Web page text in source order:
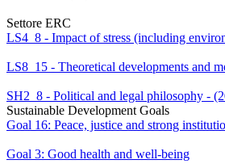
Settore ERC
LS4_8 - Impact of stress (including
LS8_15 - Theoretical developments and
SH2_8 - Political and legal philosophy -
Sustainable Development Goals
Goal 16: Peace, justice and strong
Goal 3: Good health and well-being